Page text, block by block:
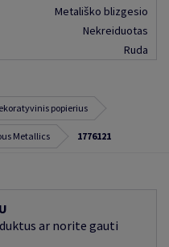
Metališko blizgesio
Nekreiduotas
Ruda
popierius
Metallics 1776121
ar norite gauti